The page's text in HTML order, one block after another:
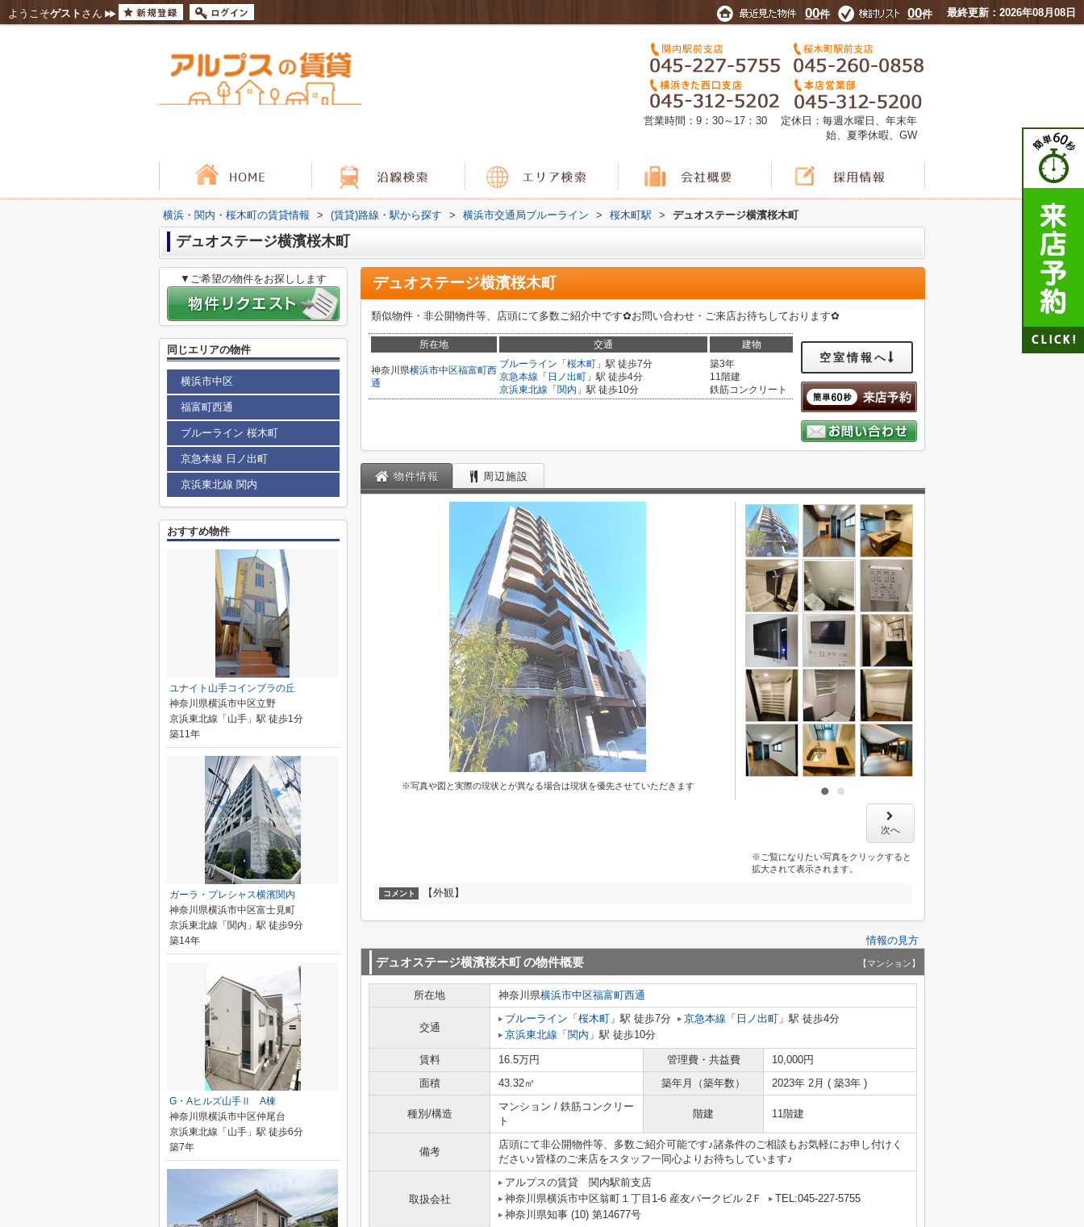
ようこそゲスト さん 00件 00件 最終更新：2026年08月08日
営業時間：9：30～17：30 定休日：毎週水曜日、年末年
始、夏季休暇、GW
横浜・関内・桜木町の賃貸情報 > (賃貸)路線・駅から探す > 横浜市交通局ブルーライン > 桜木町駅 > デュオステージ横濱桜木町
デュオステージ横濱桜木町
デュオステージ横濱桜木町
類似物件・非公開物件等、店頭にて多数ご紹介中です✿お問い合わせ・ご来店お待ちしております✿
所在地 交通 建物
神奈川県横浜市中区福富町西
通
ブルーライン 「 桜木町 」駅 徒歩7分
京急本線 「 日ノ出町 」駅 徒歩4分
京浜東北線 「 関内 」駅 徒歩10分
築3年
11階建
鉄筋コンクリート
空室情報へ
物件情報 周辺施設
※写真や図と実際の現状とが異なる場合は現状を優先させていただきます
次へ
※ご覧になりたい写真をクリックすると
拡大されて表示されます。
コメント 【外観】
情報の見方
デュオステージ横濱桜木町の物件概要 【マンション】
所在地 神奈川県横浜市中区福富町西通
交通
ブルーライン 「 桜木町 」駅 徒歩7分 京急本線 「 日ノ出町 」駅 徒歩4分
京浜東北線 「 関内 」駅 徒歩10分
賃料 16.5万円 管理費・共益費
10,000円
面積
43.32㎡ 築年月（築年数） 2023年 2月 ( 築3年 )
種別/構造
マンション / 鉄筋コンクリー
ト
階建 11階建
備考
店頭にて非公開物件等、多数ご紹介可能です♪諸条件のご相談もお気軽にお申し付けく
ださい♪皆様のご来店をスタッフ一同心よりお待ちしています♪
取扱会社
アルプスの賃貸 関内駅前支店
神奈川県横浜市中区翁町１丁目1-6 産友パークビル 2Ｆ
TEL:045-227-5755
神奈川県知事 (10) 第14677号
▼ご希望の物件をお探しします
同じエリアの物件
横浜市中区
福富町西通
ブルーライン 桜木町
京急本線 日ノ出町
京浜東北線 関内
おすすめ物件
ユナイト山手コインブラの丘
神奈川県横浜市中区立野
京浜東北線「山手」駅 徒歩1分
築11年
ガーラ・プレシャス横濱関内
神奈川県横浜市中区富士見町
京浜東北線「関内」駅 徒歩9分
築14年
G・Aヒルズ山手Ⅱ A棟
神奈川県横浜市中区仲尾台
京浜東北線「山手」駅 徒歩6分
築7年